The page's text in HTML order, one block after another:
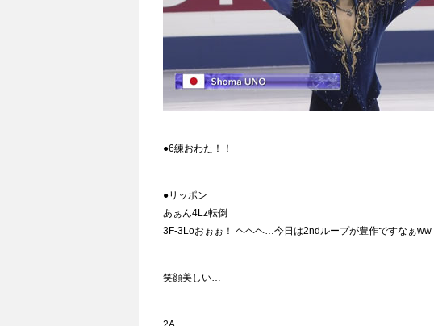
●6練おわた！！
●リッポン
あぁん4Lz転倒
3F-3Loおぉぉ！ ヘヘヘ…今日は2ndループが豊作ですなぁww
笑顔美しい…